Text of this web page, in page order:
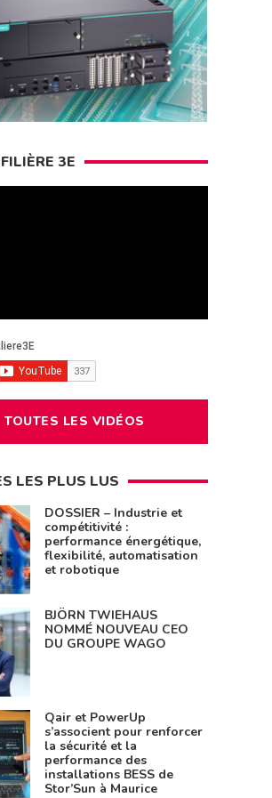
3E
TOUTES LES VIDÉOS
LES PLUS LUS
DOSSIER – Industrie et
compétitivité :
performance énergétique,
flexibilité, automatisation
et robotique
BJÖRN TWIEHAUS
NOMMÉ NOUVEAU CEO
DU GROUPE WAGO
Qair et PowerUp
s’associent pour renforcer
la sécurité et la
performance des
installations BESS de
Stor’Sun à Maurice